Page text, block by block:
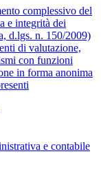
complessivo del
e integrità dei
d.lgs. n. 150/2009)
di valutazione,
con funzioni
in forma anonima
e contabile